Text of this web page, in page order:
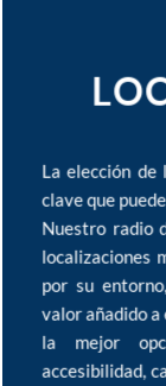
La elección
clave que
Nuestro radio
localizaciones
por su
valor añadido a
la mejor
accesibilidad,